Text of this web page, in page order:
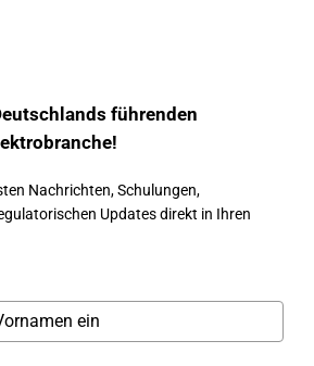
führenden
Nachrichten, Schulungen,
Updates direkt in Ihren